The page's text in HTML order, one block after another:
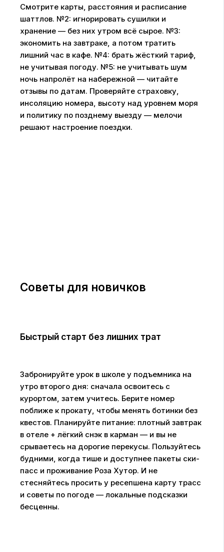
Смотрите карты, расстояния и расписание
шаттлов. №2: игнорировать сушилки и
хранение — без них утром всё сырое. №3:
экономить на завтраке, а потом тратить
лишний час в кафе. №4: брать жёсткий тариф,
не учитывая погоду. №5: не учитывать шум
ночь напролёт на набережной — читайте
отзывы по датам. Проверяйте страховку,
инсоляцию номера, высоту над уровнем моря
и политику по позднему выезду — мелочи
решают настроение поездки.
Советы для новичков
Быстрый старт без лишних трат
Забронируйте урок в школе у подъемника на
утро второго дня: сначала освоитесь с
курортом, затем учитесь. Берите номер
поближе к прокату, чтобы менять ботинки без
квестов. Планируйте питание: плотный завтрак
в отеле + лёгкий снэк в карман — и вы не
срываетесь на дорогие перекусы. Пользуйтесь
будними, когда тише и доступнее пакеты ски-
пасс и проживание Роза Хутор. И не
стесняйтесь просить у ресепшена карту трасс
и советы по погоде — локальные подсказки
бесценны.